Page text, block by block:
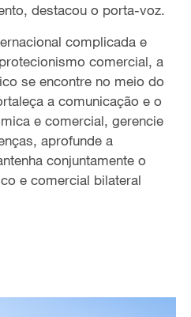
destacou o porta-voz.
complicada e
comercial, a
se encontre no meio do
a comunicação e o
e comercial, gerencie
aprofunde a
conjuntamente o
e comercial bilateral